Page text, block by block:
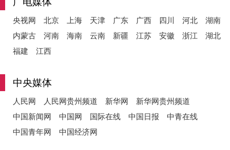
i
央视网 北京 上海 天津 广东 广西 四川 河北
湖南
内蒙古
河南 海南 云南 新疆 江苏 安徽 浙江
湖北
福建
江西
中央媒体
人民网 人民网贵州频道 新华网
新华网贵州频道
中国新闻网
中国网 国际在线 中国日报
中青在线
中国青年网
中国经济网